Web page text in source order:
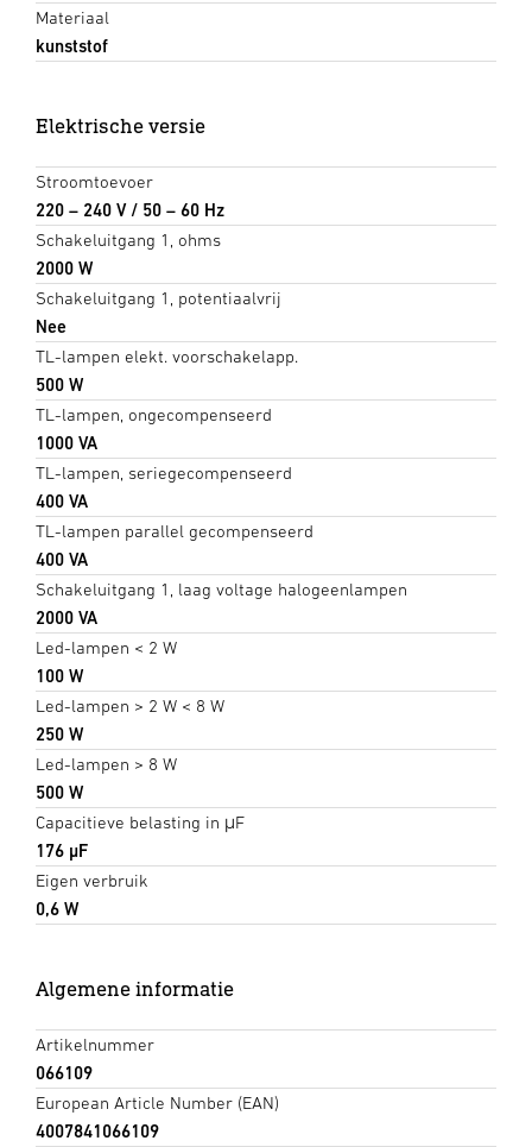
Materiaal
kunststof
Elektrische versie
Stroomtoevoer
220 – 240 V / 50 – 60 Hz
Schakeluitgang 1, ohms
2000 W
Schakeluitgang 1, potentiaalvrij
Nee
TL-lampen elekt. voorschakelapp.
500 W
TL-lampen, ongecompenseerd
1000 VA
TL-lampen, seriegecompenseerd
400 VA
TL-lampen parallel gecompenseerd
400 VA
Schakeluitgang 1, laag voltage halogeenlampen
2000 VA
Led-lampen < 2 W
100 W
Led-lampen > 2 W < 8 W
250 W
Led-lampen > 8 W
500 W
Capacitieve belasting in μF
176 µF
Eigen verbruik
0,6 W
Algemene informatie
Artikelnummer
066109
European Article Number (EAN)
4007841066109